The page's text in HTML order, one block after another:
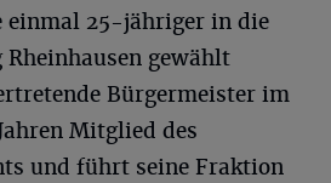
einmal 25-jähriger in die
gewählt
Bürgermeister im
Mitglied des
und führt seine Fraktion